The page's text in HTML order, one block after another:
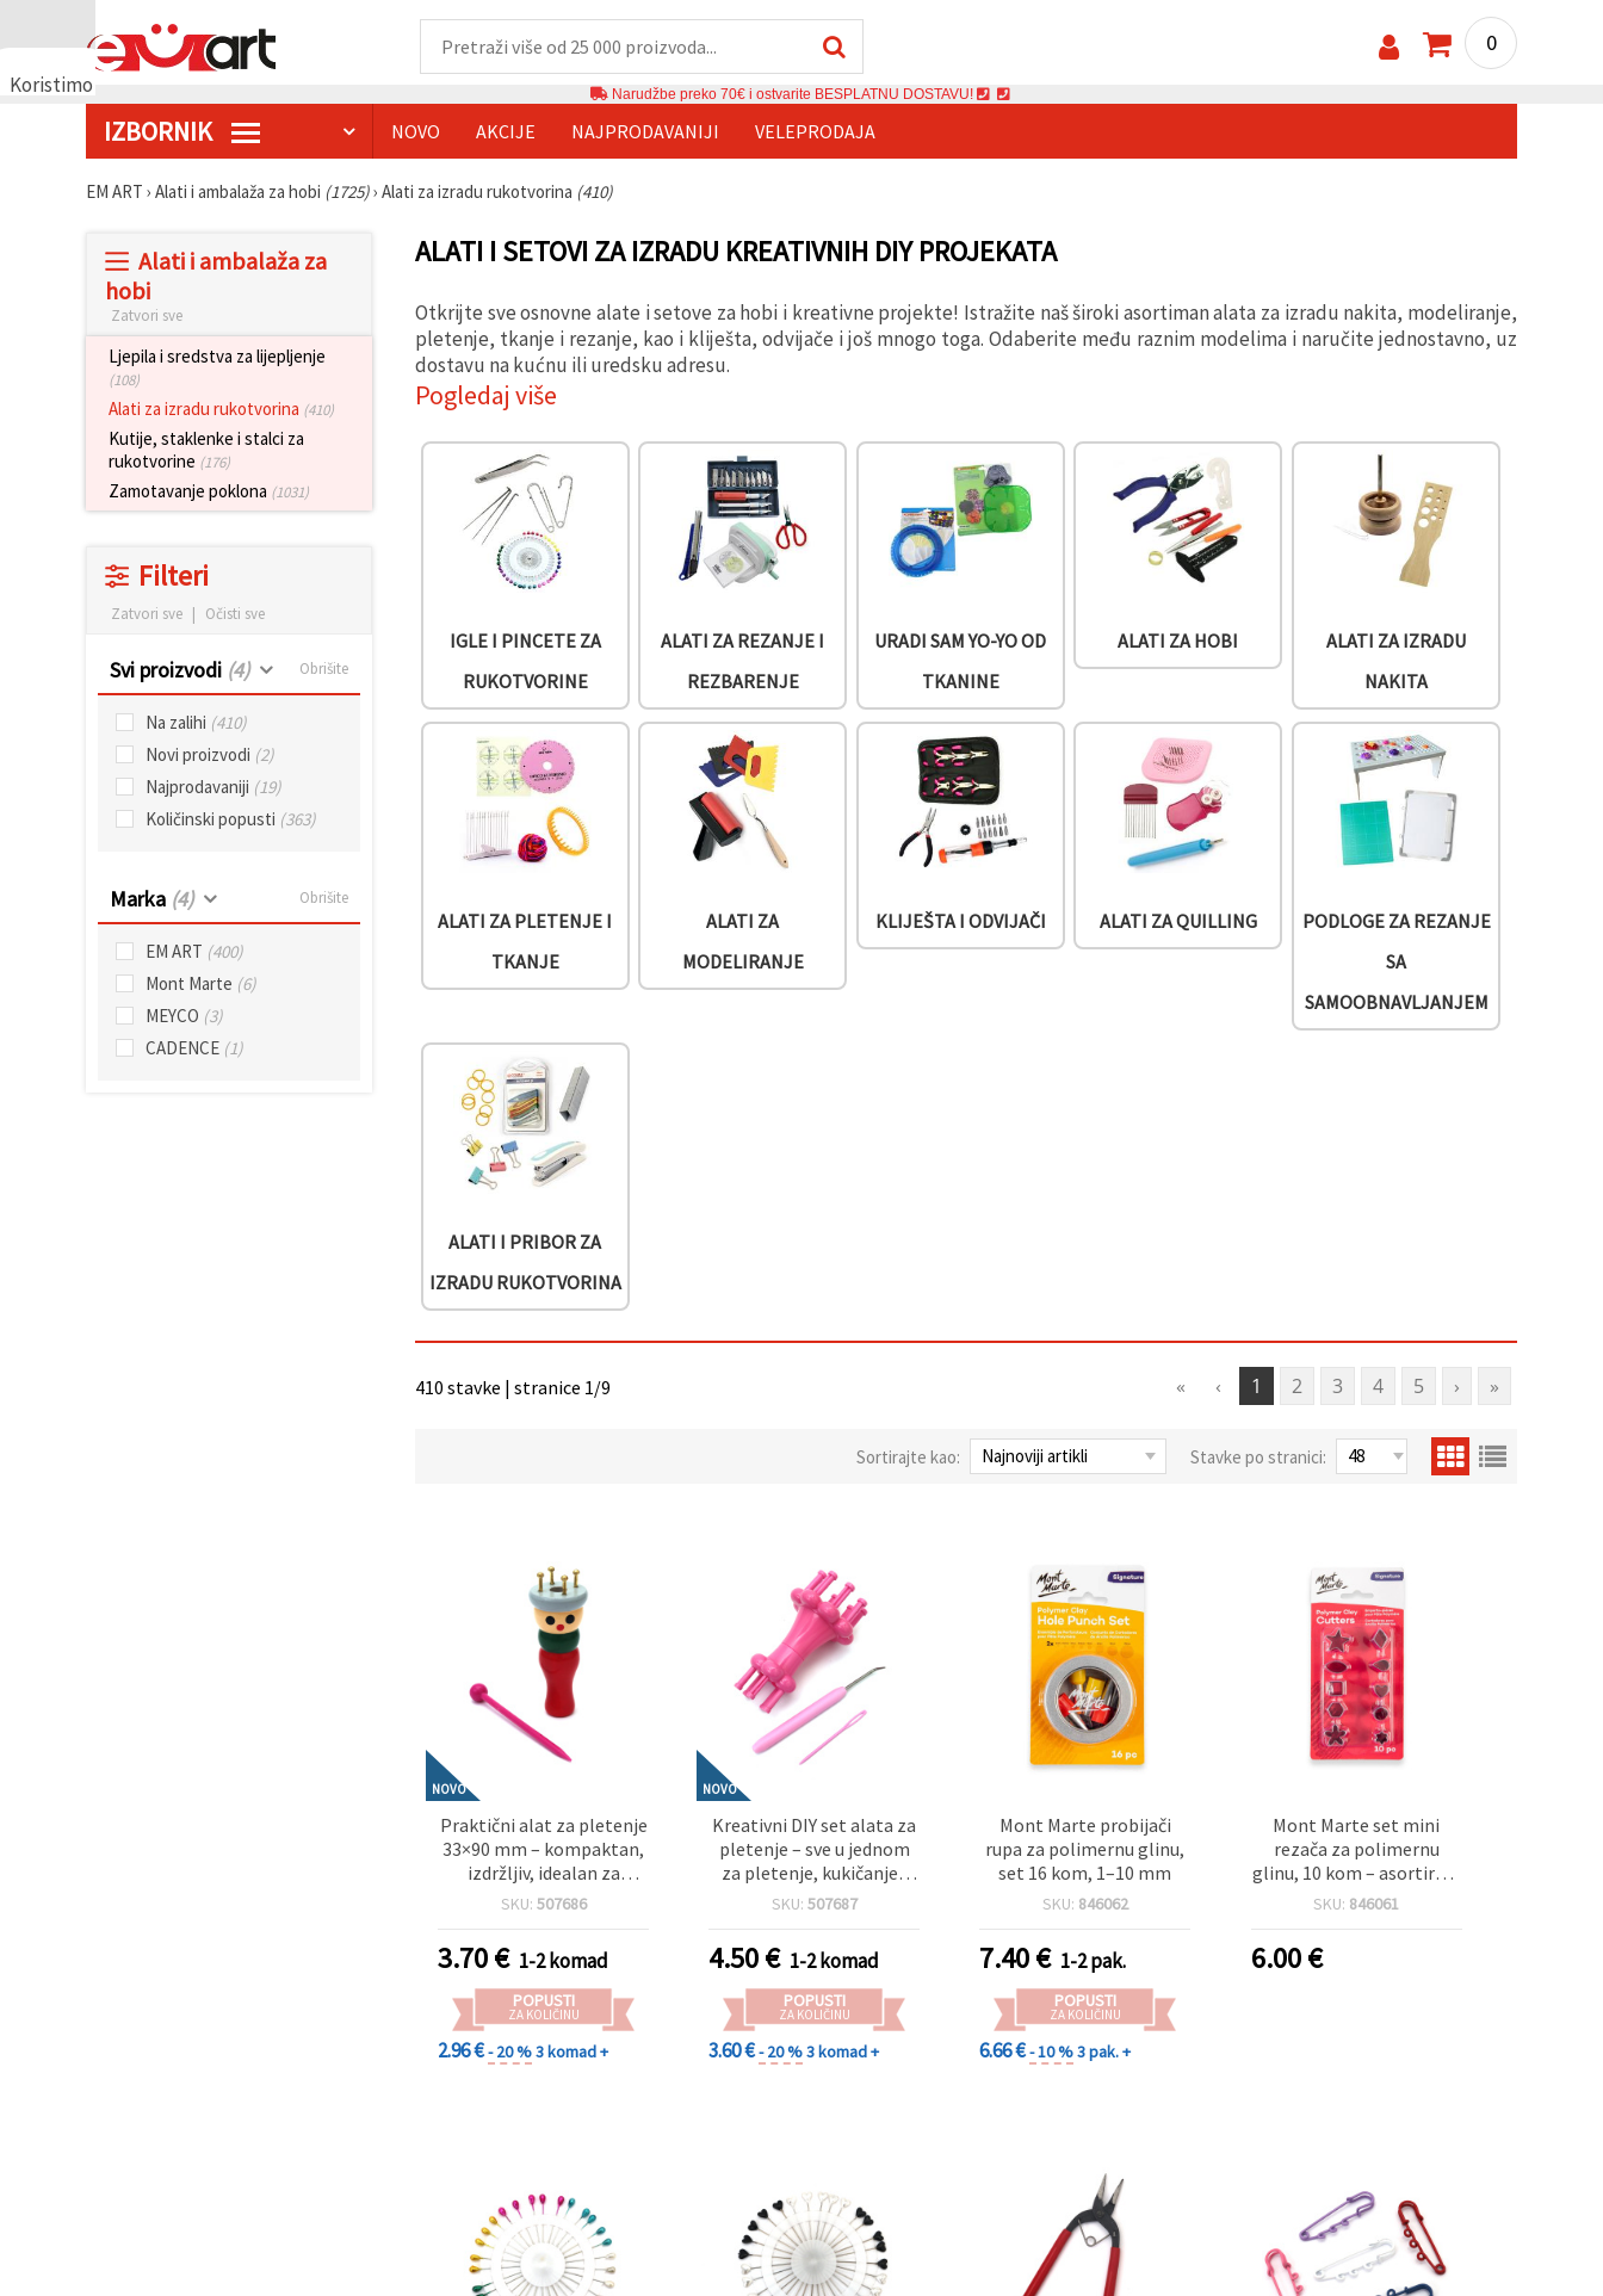
Koristimo
0
Narudžbe preko 70€ i ostvarite BESPLATNU DOSTAVU!
IZBORNIK NOVO AKCIJE NAJPRODAVANIJI VELEPRODAJA
EM ART › Alati i ambalaža za hobi (1725)› Alati za izradu rukotvorina (410)
Alati i ambalaža za
hobi
Zatvori sve
Ljepila i sredstva za lijepljenje
(108)
Alati za izradu rukotvorina (410)
Kutije, staklenke i stalci za
rukotvorine (176)
Zamotavanje poklona (1031)
Filteri
Zatvori sve | Očisti sve
Svi proizvodi (4) Obrišite
Na zalihi (410)
Novi proizvodi (2)
Najprodavaniji (19)
Količinski popusti (363)
Marka (4) Obrišite
EM ART (400)
Mont Marte (6)
MEYCO (3)
CADENCE (1)
ALATI I SETOVI ZA IZRADU KREATIVNIH DIY PROJEKATA
Otkrijte sve osnovne alate i setove za hobi i kreativne projekte! Istražite naš široki asortiman alata za izradu nakita, modeliranje,
pletenje, tkanje i rezanje, kao i kliješta, odvijače i još mnogo toga. Odaberite među raznim modelima i naručite jednostavno, uz
dostavu na kućnu ili uredsku adresu.
Pogledaj više
IGLE I PINCETE ZA
RUKOTVORINE
ALATI ZA REZANJE I
REZBARENJE
URADI SAM YO-YO OD
TKANINE
ALATI ZA HOBI
ALATI ZA IZRADU
NAKITA
ALATI ZA PLETENJE I
TKANJE
ALATI ZA
MODELIRANJE
KLIJEŠTA I ODVIJAČI ALATI ZA QUILLING
PODLOGE ZA REZANJE
SA
SAMOOBNAVLJANJEM
ALATI I PRIBOR ZA
IZRADU RUKOTVORINA
« ‹ 1 2 3 4 5 › »
410 stavke | stranice 1/9
Sortirajte kao: Stavke po stranici:
NOVO
Praktični alat za pletenje
33×90 mm – kompaktan,
izdržljiv, idealan za
tkanje, kukičanje i
SKU: 507686
3.70€ 1-2 komad
POPUSTI
ZA KOLIČINU
2.96 €- 20 %3 komad +
NOVO
Kreativni DIY set alata za
pletenje – sve u jednom
za pletenje, kukičanje i
ručne radove – idealno za
SKU: 507687
4.50€ 1-2 komad
POPUSTI
ZA KOLIČINU
3.60 €- 20 %3 komad +
Mont Marte probijači
rupa za polimernu glinu,
set 16 kom, 1–10 mm
SKU: 846062
7.40€ 1-2 pak.
POPUSTI
ZA KOLIČINU
6.66 €- 10 %3 pak. +
Mont Marte set mini
rezača za polimernu
glinu, 10 kom – asortirani
oblici, 13–25 mm
SKU: 846061
6.00€